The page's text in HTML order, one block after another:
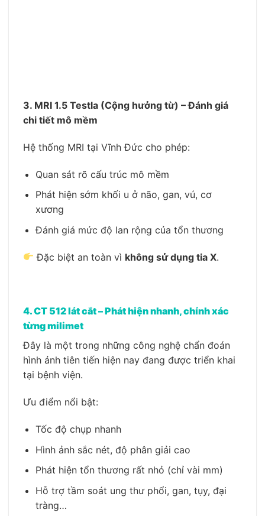
3. MRI 1.5 Testla (Cộng hưởng từ) – Đánh giá
chi tiết mô mềm
Hệ thống MRI tại Vĩnh Đức cho phép:
Quan sát rõ cấu trúc mô mềm
Phát hiện sớm khối u ở não, gan, vú, cơ
xương
Đánh giá mức độ lan rộng của tổn thương
Đặc biệt an toàn vì không sử dụng tia X.
4. CT 512 lát cắt – Phát hiện nhanh, chính xác
từng milimet
Đây là một trong những công nghệ chẩn đoán
hình ảnh tiên tiến hiện nay đang được triển khai
tại bệnh viện.
Ưu điểm nổi bật:
Tốc độ chụp nhanh
Hình ảnh sắc nét, độ phân giải cao
Phát hiện tổn thương rất nhỏ (chỉ vài mm)
Hỗ trợ tầm soát ung thư phổi, gan, tụy, đại
tràng…